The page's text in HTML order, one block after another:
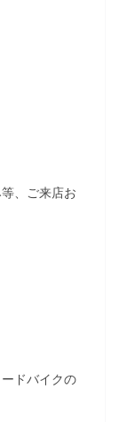
、ご来店お
ドバイクの